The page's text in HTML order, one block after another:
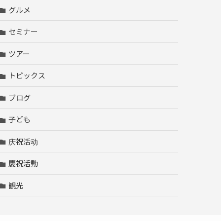
グルメ
セミナー
ツアー
トピックス
ブログ
子ども
庆祝活动
慶祝活動
観光